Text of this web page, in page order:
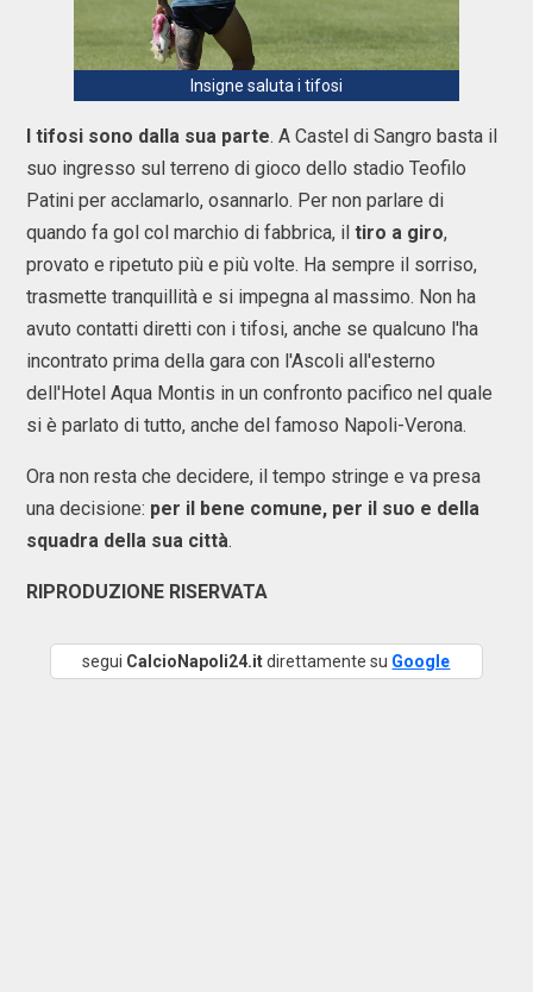
Insigne saluta i tifosi
I tifosi sono dalla sua parte. A Castel di Sangro basta il
suo ingresso sul terreno di gioco dello stadio Teofilo
Patini per acclamarlo, osannarlo. Per non parlare di
quando fa gol col marchio di fabbrica, il tiro a giro,
provato e ripetuto più e più volte. Ha sempre il sorriso,
trasmette tranquillità e si impegna al massimo. Non ha
avuto contatti diretti con i tifosi, anche se qualcuno l'ha
incontrato prima della gara con l'Ascoli all'esterno
dell'Hotel Aqua Montis in un confronto pacifico nel quale
si è parlato di tutto, anche del famoso Napoli-Verona.
Ora non resta che decidere, il tempo stringe e va presa
una decisione: per il bene comune, per il suo e della
squadra della sua città.
RIPRODUZIONE RISERVATA
segui CalcioNapoli24.itdirettamente su Google